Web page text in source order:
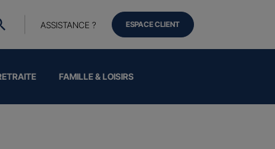
FAMILLE & LOISIRS
ASSISTANCE ? ESPACE CLIENT